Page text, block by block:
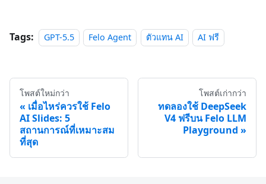
Tags: GPT-5.5 Felo Agent ตัวแทน AI AI ฟรี
โพสต์ใหม่กว่า
เมื่อไหร่ควรใช้ Felo
AI Slides: 5
สถานการณ์ที่เหมาะสม
ที่สุด
โพสต์เก่ากว่า
ทดลองใช้ DeepSeek
V4 ฟรีบน Felo LLM
Playground